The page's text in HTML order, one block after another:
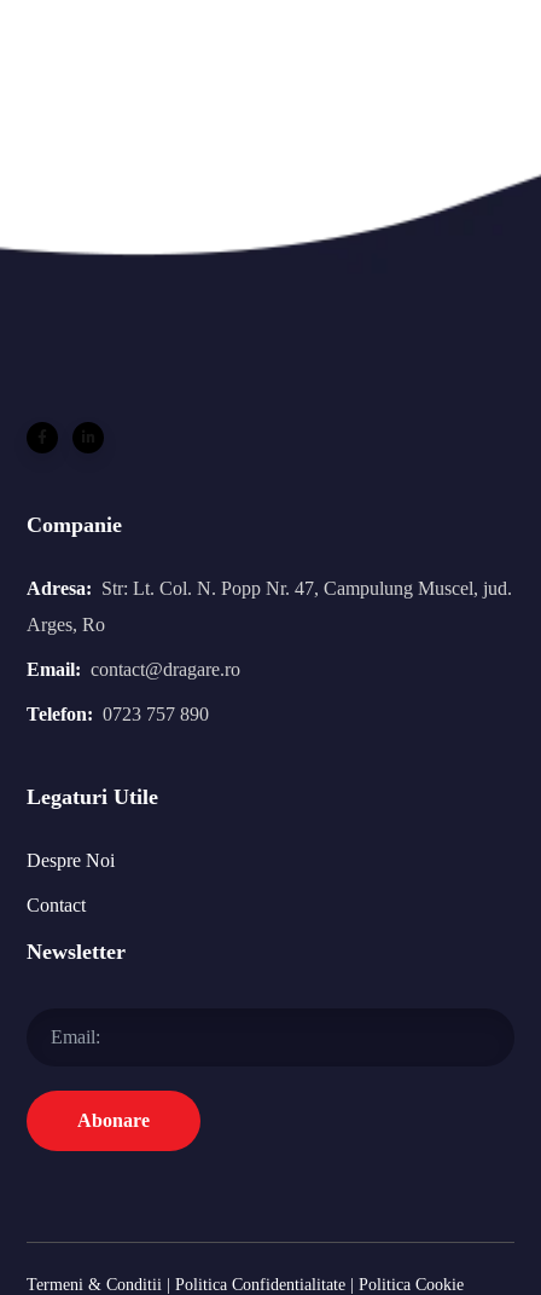
Companie
Adresa: Str: Lt. Col. N. Popp Nr. 47, Campulung Muscel, jud.
Arges, Ro
Email: contact@dragare.ro
Telefon: 0723 757 890
Legaturi Utile
Despre Noi
Contact
Newsletter
Termeni & Conditii |Politica Confidentialitate |Politica Cookie